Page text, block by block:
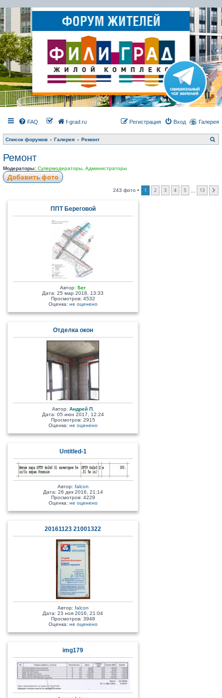
Галерея
FAQ f-grad.ru Вход
Регистрация
Список форумов Галерея Ремонт
о
Ремонт
Модераторы: Супермодераторы Администраторы
Добавить фото
243 фото • 1 2 3 4 5 13
ППТ Береговой
Автор: Ser
Дата: 25 мар 2018, 13:33
Просмотров: 4532
Оценка: не оценено
Отделка окон
Автор: Андрей П.
Дата: 05 июн 2017, 12:24
Просмотров: 2915
Оценка: не оценено
Untitled-1
Автор: falcon
Дата: 26 дек 2016, 21:14
Просмотров: 4229
Оценка: не оценено
20161123 21001322
Автор: falcon
Дата: 23 ноя 2016, 21:04
Просмотров: 3948
Оценка: не оценено
img179